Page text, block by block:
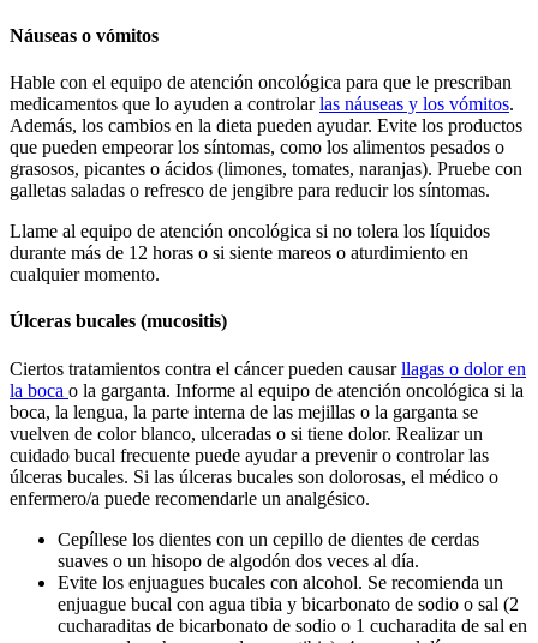
Náuseas o vómitos
Hable con el equipo de atención oncológica para que le prescriban
medicamentos que lo ayuden a controlarlas náuseas y los vómitos.
Además, los cambios en la dieta pueden ayudar. Evite los productos
que pueden empeorar los síntomas, como los alimentos pesados o
grasosos, picantes o ácidos (limones, tomates, naranjas). Pruebe con
galletas saladas o refresco de jengibre para reducir los síntomas.
Llame al equipo de atención oncológica si no tolera los líquidos
durante más de 12 horas o si siente mareos o aturdimiento en
cualquier momento.
Úlceras bucales (mucositis)
Ciertos tratamientos contra el cáncer pueden causarllagas o dolor en
la boca o la garganta. Informe al equipo de atención oncológica si la
boca, la lengua, la parte interna de las mejillas o la garganta se
vuelven de color blanco, ulceradas o si tiene dolor. Realizar un
cuidado bucal frecuente puede ayudar a prevenir o controlar las
úlceras bucales. Si las úlceras bucales son dolorosas, el médico o
enfermero/a puede recomendarle un analgésico.
Cepíllese los dientes con un cepillo de dientes de cerdas
suaves o un hisopo de algodón dos veces al día.
Evite los enjuagues bucales con alcohol. Se recomienda un
enjuague bucal con agua tibia y bicarbonato de sodio o sal (2
cucharaditas de bicarbonato de sodio o 1 cucharadita de sal en